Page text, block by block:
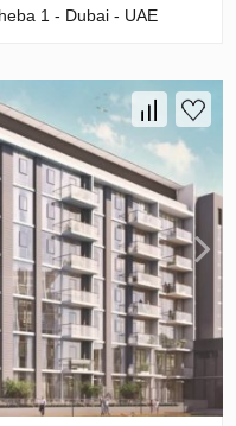
1 - Dubai - UAE